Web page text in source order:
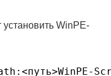
WinPE-